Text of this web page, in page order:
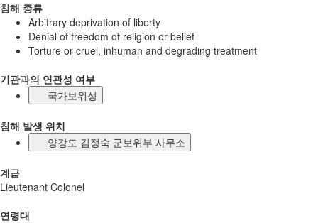
침해 종류
Arbitrary deprivation of liberty
Denial of freedom of religion or belief
Torture or cruel, inhuman and degrading treatment
기관과의 연관성 여부
국가보위성
침해 발생 위치
양강도 김정숙 군보위부 사무소
계급
Lieutenant Colonel
연령대